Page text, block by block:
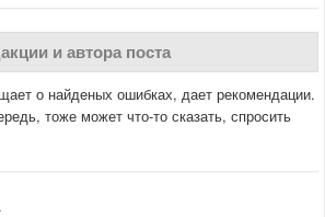
и автора поста
о найденых ошибках, дает рекомендации.
тоже может что-то сказать, спросить